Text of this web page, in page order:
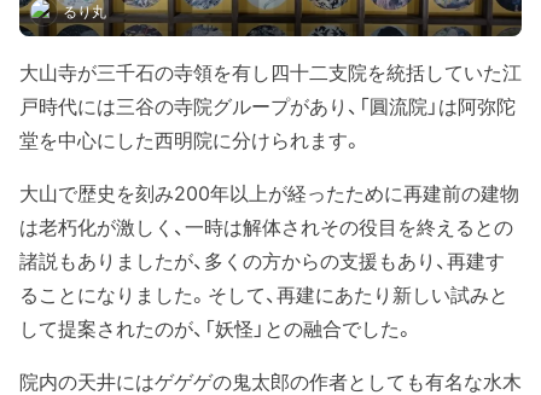
るり丸
大山寺が三千石の寺領を有し四十二支院を統括していた江
戸時代には三谷の寺院グループがあり、「圓流院」は阿弥陀
堂を中心にした西明院に分けられます。
大山で歴史を刻み200年以上が経ったために再建前の建物
は老朽化が激しく、一時は解体されその役目を終えるとの
諸説もありましたが、多くの方からの支援もあり、再建す
ることになりました。そして、再建にあたり新しい試みと
して提案されたのが、「妖怪」との融合でした。
院内の天井にはゲゲゲの鬼太郎の作者としても有名な水木